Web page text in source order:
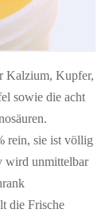
Kalzium, Kupfer,
sowie die acht
rein, sie ist völlig
wird unmittelbar
die Frische